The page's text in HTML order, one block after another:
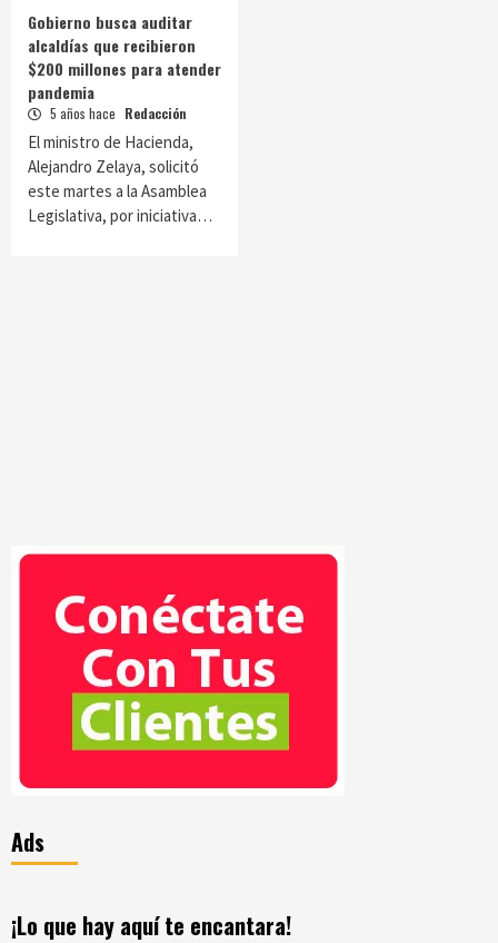
Gobierno busca auditar
alcaldías que recibieron
$200 millones para atender
pandemia
5 años hace Redacción
El ministro de Hacienda,
Alejandro Zelaya, solicitó
este martes a la Asamblea
Legislativa, por iniciativa…
Ads
¡Lo que hay aquí te encantara!